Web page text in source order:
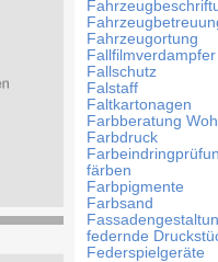
Fahrzeugortung
Fallfilmverdampfer
Fallschutz
Falstaff
Faltkartonagen
Farbberatung
Farbdruck
färben
Farbpigmente
Farbsand
federnde
Federspielgeräte